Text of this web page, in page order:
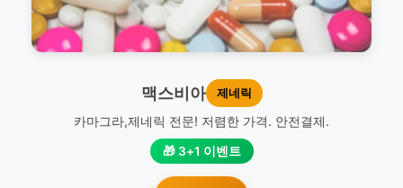
맥스비아 제네릭
카마그라,제네릭 전문! 저렴한 가격. 안전결제.
🎁 3+1 이벤트